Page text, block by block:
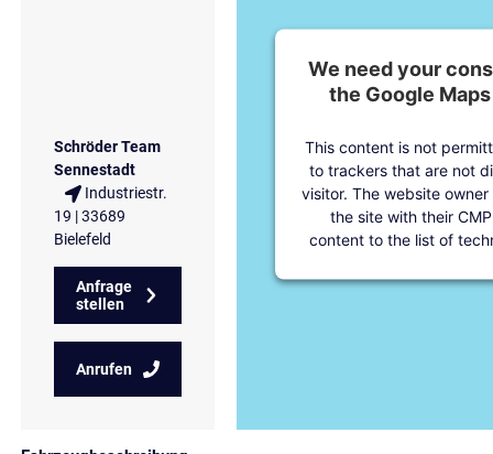
Schröder Team
Sennestadt
Industriestr.
19 | 33689
Bielefeld
Anfrage
stellen
Anrufen
We need your
the Google
This content is not
to trackers that are not
visitor. The website
the site with their
content to the list of